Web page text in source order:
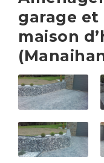
garage
maison